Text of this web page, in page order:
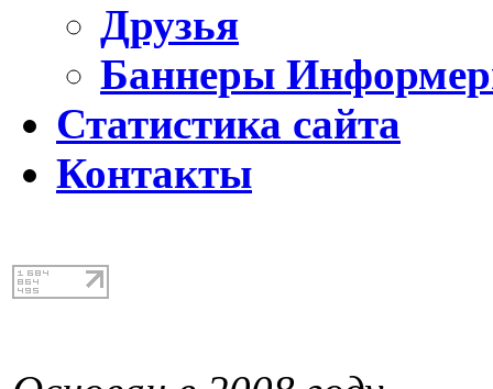
Друзья
Баннеры
Статистика сайта
Контакты